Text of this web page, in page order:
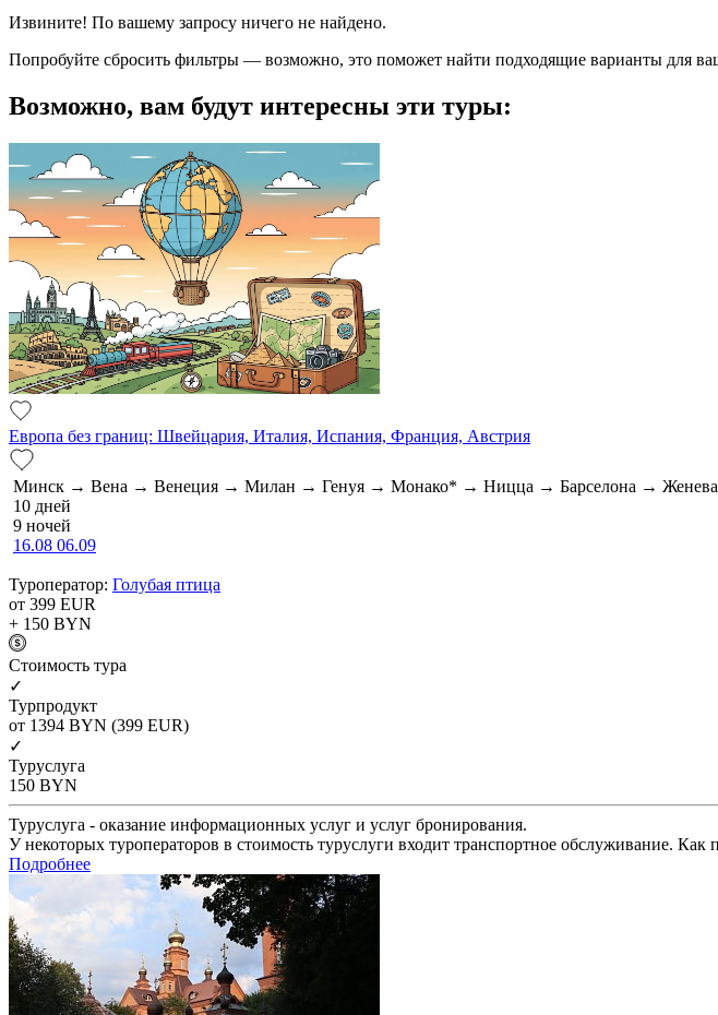
Извините! По вашему запросу ничего не найдено.
Попробуйте сбросить фильтры — возможно, это поможет найти подходящие варианты для
Возможно, вам будут интересны эти туры:
Европа без границ: Швейцария, Италия, Испания, Франция, Австрия
Минск → Вена → Венеция → Милан → Генуя → Монако* → Ницца → Барселона →
10 дней
9 ночей
16.08 06.09
Туроператор: Голубая птица
от 399 EUR
+ 150 BYN
Cтоимость тура
✓
Турпродукт
от 1394 BYN (399 EUR)
✓
Туруслуга
150 BYN
Туруслуга - оказание информационных услуг и услуг бронирования.
У некоторых туроператоров в стоимость туруслуги входит транспортное обслуживание.
Подробнее